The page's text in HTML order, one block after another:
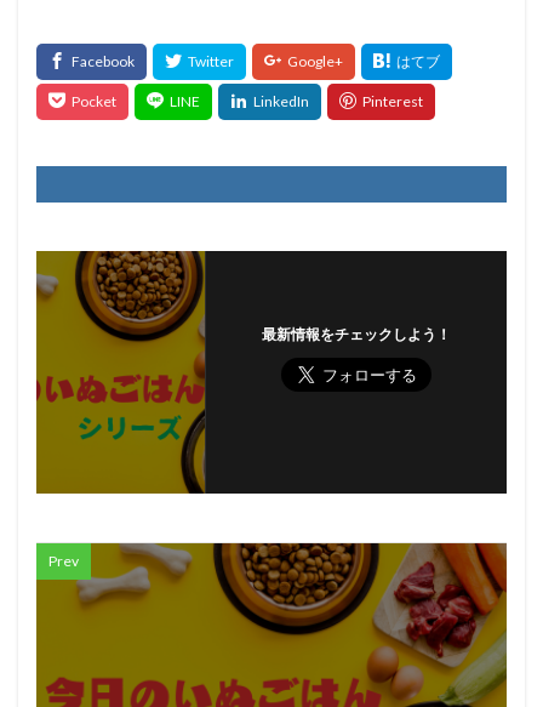
最新情報をチェックしよう！
Prev